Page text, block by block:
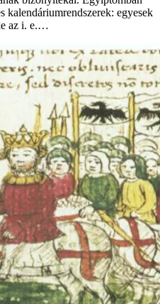
kalendáriumrendszerek: egyesek
az i. e.…